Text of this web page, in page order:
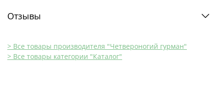
Отзывы
> Все товары производителя "Четвероногий гурман"
> Все товары категории "Каталог"